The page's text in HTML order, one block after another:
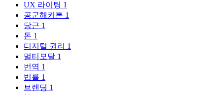
UX 라이팅 1
공군해커톤 1
당근 1
돈 1
디지털 권리 1
멀티모달 1
번역 1
법률 1
브랜딩 1